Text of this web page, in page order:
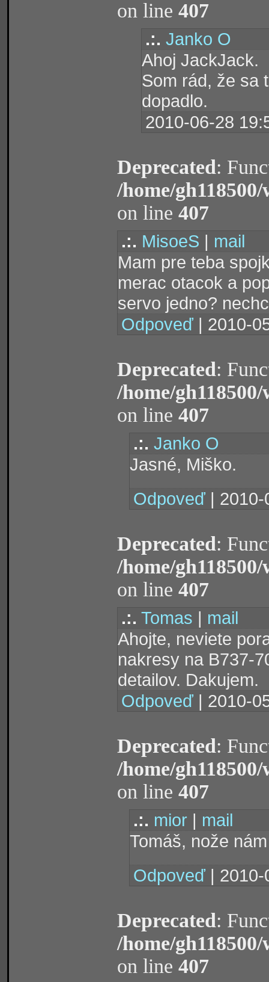
on line 407
.:. Janko O
Ahoj JackJack.
Som rád, že sa
dopadlo.
2010-06-28
Deprecated:
/home/
on line 407
.:. MisoeS | mail
Mam pre teba
merac otacok a
servo jedno?
Odpoveď | 2010-
Deprecated:
/home/
on line 407
.:. Janko O
Jasné, Miško.
Odpoveď |
Deprecated:
/home/
on line 407
.:. Tomas | mail
Ahojte, neviete
nakresy na B737-
detailov. Dakujem.
Odpoveď | 2010-
Deprecated:
/home/
on line 407
.:. mior | mail
Tomáš, nože
Odpoveď |
Deprecated:
/home/
on line 407